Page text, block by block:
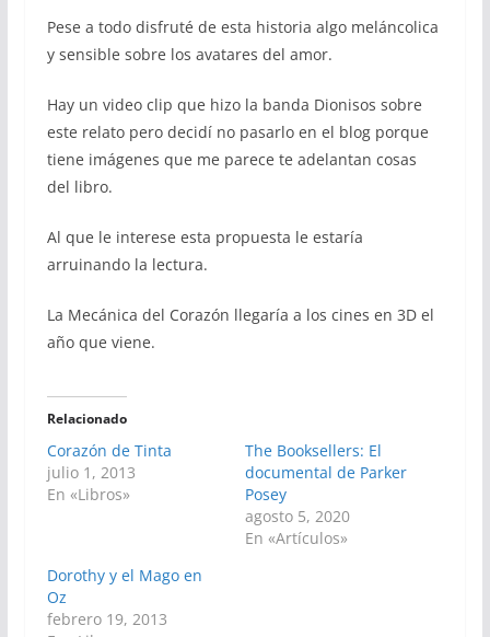
Pese a todo disfruté de esta historia algo meláncolica
y sensible sobre los avatares del amor.
Hay un video clip que hizo la banda Dionisos sobre
este relato pero decidí no pasarlo en el blog porque
tiene imágenes que me parece te adelantan cosas
del libro.
Al que le interese esta propuesta le estaría
arruinando la lectura.
La Mecánica del Corazón llegaría a los cines en 3D el
año que viene.
Relacionado
Corazón de Tinta
julio 1, 2013
En «Libros»
The Booksellers: El
documental de Parker
Posey
agosto 5, 2020
En «Artículos»
Dorothy y el Mago en
Oz
febrero 19, 2013